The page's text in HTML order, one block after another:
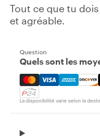
Tout ce que tu
et agréable.
Question
Quels sont les
Mastercard,
La disponibilité varie selon la